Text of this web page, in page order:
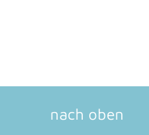
nach oben